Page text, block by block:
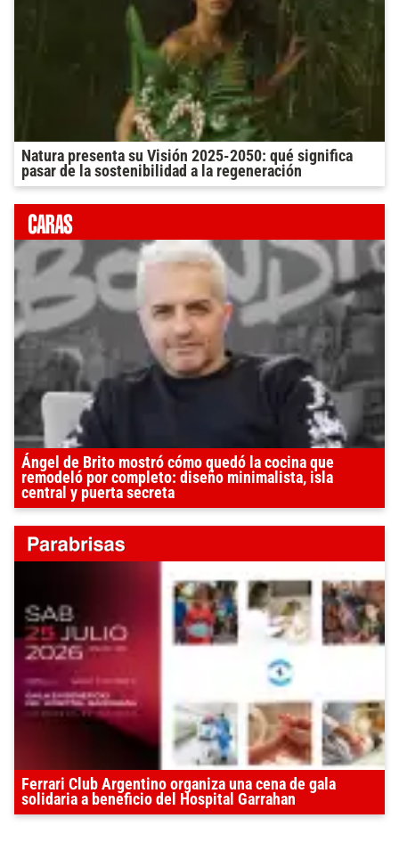
Natura presenta su Visión 2025-2050: qué significa
pasar de la sostenibilidad a la regeneración
Ángel de Brito mostró cómo quedó la cocina que
remodeló por completo: diseño minimalista, isla
central y puerta secreta
Ferrari Club Argentino organiza una cena de gala
solidaria a beneficio del Hospital Garrahan